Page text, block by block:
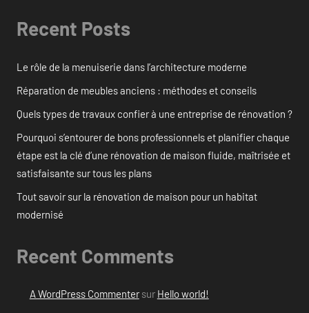
Recent Posts
Le rôle de la menuiserie dans l’architecture moderne
Réparation de meubles anciens : méthodes et conseils
Quels types de travaux confier à une entreprise de rénovation ?
Pourquoi s’entourer de bons professionnels et planifier chaque
étape est la clé d’une rénovation de maison fluide, maîtrisée et
satisfaisante sur tous les plans
Tout savoir sur la rénovation de maison pour un habitat
modernisé
Recent Comments
A WordPress Commentersur Hello world!